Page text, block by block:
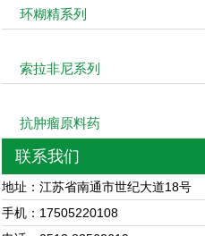
环糊精系列
索拉非尼系列
抗肿瘤原料药
联系我们
地址：江苏省南通市世纪大道18号
手机：17505220108